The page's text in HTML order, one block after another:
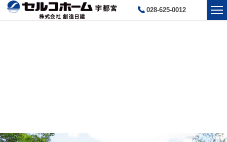
028-625-0012